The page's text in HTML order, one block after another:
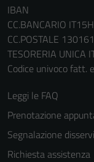
IBAN
CC.BANCARIO
CC.POSTALE
TESORERIA
Codice univoco fatt.
Leggi le FAQ
Prenotazione
Segnalazione
Richiesta assistenza